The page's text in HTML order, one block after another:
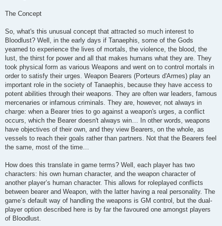
The Concept
So, what's this unusual concept that attracted so much interest to
Bloodlust? Well, in the early days if Tanaephis, some of the Gods
yearned to experience the lives of mortals, the violence, the blood, the
lust, the thirst for power and all that makes humans what they are. They
took physical form as various Weapons and went on to control mortals in
order to satisfy their urges. Weapon Bearers (Porteurs d'Armes) play an
important role in the society of Tanaephis, because they have access to
potent abilities through their weapons. They are often war leaders, famous
mercenaries or infamous criminals. They are, however, not always in
charge: when a Bearer tries to go against a weapon's urges, a conflict
occurs, which the Bearer doesn't always win… In other words, weapons
have objectives of their own, and they view Bearers, on the whole, as
vessels to reach their goals rather than partners. Not that the Bearers feel
the same, most of the time…
How does this translate in game terms? Well, each player has two
characters: his own human character, and the weapon character of
another player’s human character. This allows for roleplayed conflicts
between bearer and Weapon, with the latter having a real personality. The
game’s default way of handling the weapons is GM control, but the dual-
player option described here is by far the favoured one amongst players
of Bloodlust.